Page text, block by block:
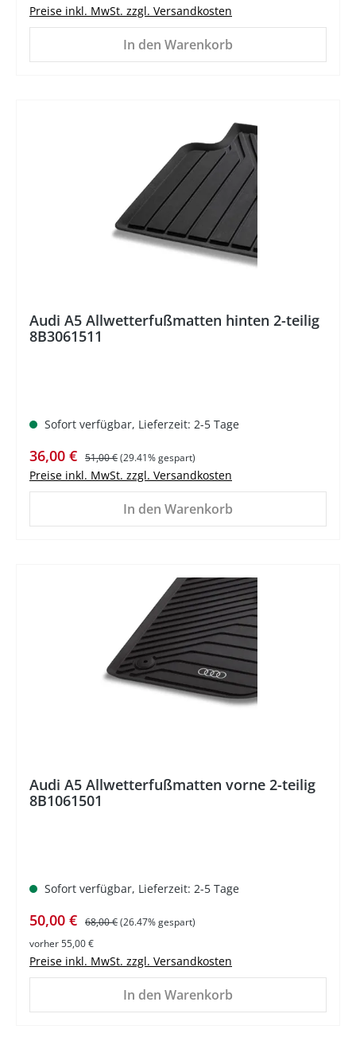
Preise inkl. MwSt. zzgl. Versandkosten
In den Warenkorb
Audi A5 Allwetterfußmatten hinten 2-teilig
8B3061511
Sofort verfügbar, Lieferzeit: 2-5 Tage
Verkaufspreis:
36,00 € Regulärer Preis:
51,00 €(29.41% gespart)
Preise inkl. MwSt. zzgl. Versandkosten
In den Warenkorb
Audi A5 Allwetterfußmatten vorne 2-teilig
8B1061501
Sofort verfügbar, Lieferzeit: 2-5 Tage
Verkaufspreis:
50,00 € Regulärer Preis:
68,00 €(26.47% gespart)
vorher 55,00 €
Preise inkl. MwSt. zzgl. Versandkosten
In den Warenkorb